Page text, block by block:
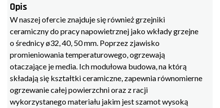
Opis
W naszej ofercie znajduje się również grzejniki
ceramiczny do pracy napowietrznej jako wkłady grzejne
o średnicy ø32, 40, 50 mm. Poprzez zjawisko
promieniowania temperaturowego, ogrzewają
otaczające je media. Ich modułowa budowa, na którą
składają się kształtki ceramiczne, zapewnia równomierne
ogrzewanie całej powierzchni oraz z racji
wykorzystanego materiału jakim jest szamot wysoką